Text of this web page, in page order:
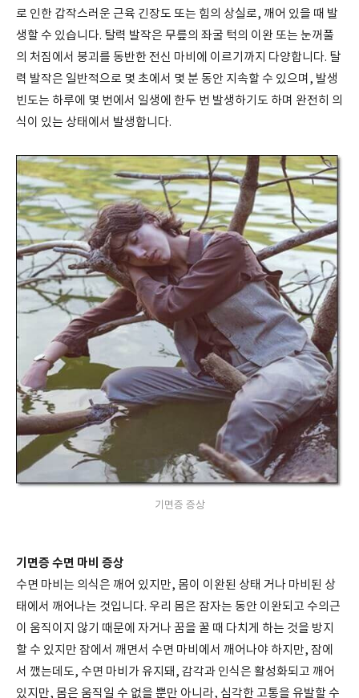
로 인한 갑작스러운 근육 긴장도 또는 힘의 상실로, 깨어 있을 때 발
생할 수 있습니다. 탈력 발작은 무릎의 좌굴 턱의 이완 또는 눈꺼풀
의 처짐에서 붕괴를 동반한 전신 마비에 이르기까지 다양합니다. 탈
력 발작은 일반적으로 몇 초에서 몇 분 동안 지속할 수 있으며, 발생
빈도는 하루에 몇 번에서 일생에 한두 번 발생하기도 하며 완전히 의
식이 있는 상태에서 발생합니다.
기면증 증상
기면증 수면 마비 증상
수면 마비는 의식은 깨어 있지만, 몸이 이완된 상태 거나 마비된 상
태에서 깨어나는 것입니다. 우리 몸은 잠자는 동안 이완되고 수의근
이 움직이지 않기 때문에 자거나 꿈을 꿀 때 다치게 하는 것을 방지
할 수 있지만 잠에서 깨면서 수면 마비에서 깨어나야 하지만, 잠에
서 깼는데도, 수면 마비가 유지돼, 감각과 인식은 활성화되고 깨어
있지만, 몸은 움직일 수 없을 뿐만 아니라, 심각한 고통을 유발할 수